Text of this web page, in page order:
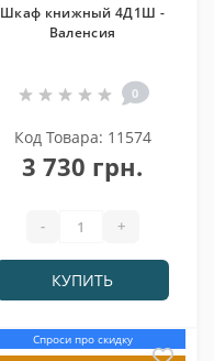
Шкаф книжный 4Д1Ш -
Валенсия
0
Код Товара: 11574
3 730 грн.
- +
КУПИТЬ
Спроси про скидку